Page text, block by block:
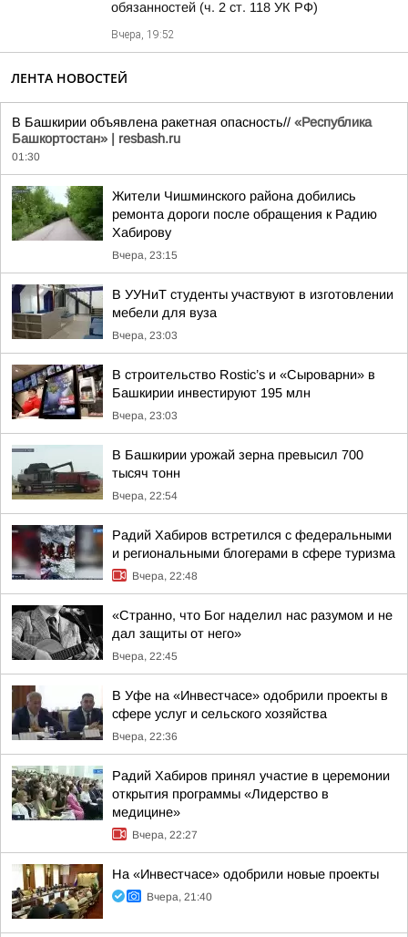
обязанностей (ч. 2 ст. 118 УК РФ)
Вчера, 19:52
ЛЕНТА НОВОСТЕЙ
В Башкирии объявлена ракетная опасность// «Республика
Башкортостан» | resbash.ru
01:30
Жители Чишминского района добились
ремонта дороги после обращения к Радию
Хабирову
Вчера, 23:15
В УУНиТ студенты участвуют в изготовлении
мебели для вуза
Вчера, 23:03
В строительство Rostic’s и «Сыроварни» в
Башкирии инвестируют 195 млн
Вчера, 23:03
В Башкирии урожай зерна превысил 700
тысяч тонн
Вчера, 22:54
Радий Хабиров встретился с федеральными
и региональными блогерами в сфере туризма
Вчера, 22:48
«Странно, что Бог наделил нас разумом и не
дал защиты от него»
Вчера, 22:45
В Уфе на «Инвестчасе» одобрили проекты в
сфере услуг и сельского хозяйства
Вчера, 22:36
Радий Хабиров принял участие в церемонии
открытия программы «Лидерство в
медицине»
Вчера, 22:27
На «Инвестчасе» одобрили новые проекты
Вчера, 21:40